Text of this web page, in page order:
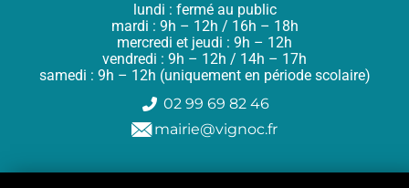
lundi : fermé au public
mardi : 9h – 12h / 16h – 18h
mercredi et jeudi : 9h – 12h
vendredi : 9h – 12h / 14h – 17h
samedi : 9h – 12h (uniquement en période scolaire)
02 99 69 82 46
mairie@vignoc.fr